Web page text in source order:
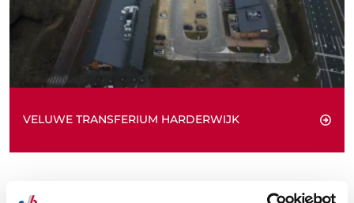
VELUWE TRANSFERIUM HARDERWIJK